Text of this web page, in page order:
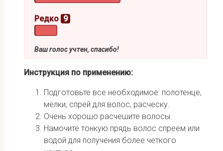
Редко 9
Ваш голос учтен, спасибо!
Инструкция по применению:
Подготовьте все необходимое: полотенце,
мелки, спрей для волос, расческу.
Очень хорошо расчешите волосы.
Намочите тонкую прядь волос спреем или
водой для получения более четкого